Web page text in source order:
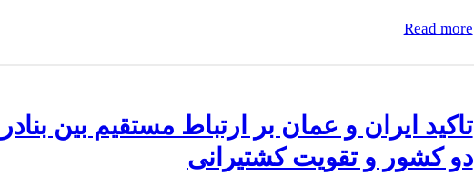
Read more
تاکید ایران و عمان بر ارتباط مستقیم بین بنادر
دو کشور و تقویت کشتیرانی